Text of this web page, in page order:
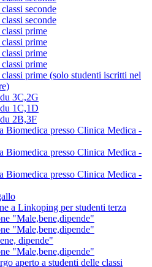
seconde
seconde
prime
prime
prime
prime
prime (solo studenti iscritti nel
3C,2G
1C,1D
2B,3F
Biomedica presso Clinica Medica -
Biomedica presso Clinica Medica -
Biomedica presso Clinica Medica -
a Linkoping per studenti terza
"Male,bene,dipende"
"Male,bene,dipende"
dipende"
"Male,bene,dipende"
aperto a studenti delle classi